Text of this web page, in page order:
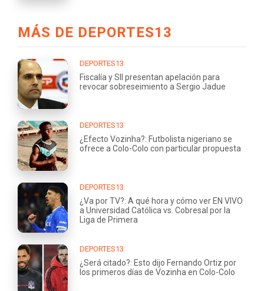
MÁS DE DEPORTES13
DEPORTES13
Fiscalía y SII presentan apelación para
revocar sobreseimiento a Sergio Jadue
DEPORTES13
¿Efecto Vozinha?: Futbolista nigeriano se
ofrece a Colo-Colo con particular propuesta
DEPORTES13
¿Va por TV?: A qué hora y cómo ver EN VIVO
a Universidad Católica vs. Cobresal por la
Liga de Primera
DEPORTES13
¿Será citado?: Esto dijo Fernando Ortiz por
los primeros días de Vozinha en Colo-Colo